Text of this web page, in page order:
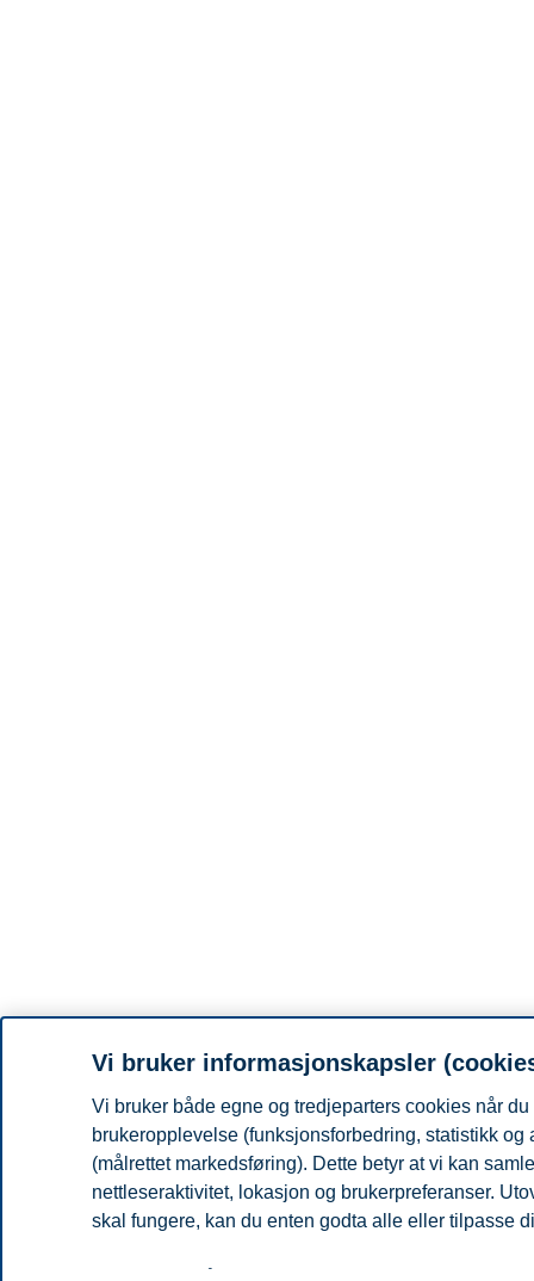
Vi bruker informasjonskapsler
Vi bruker både egne og tredjeparters cookies når
brukeropplevelse (funksjonsforbedring, statistikk
(målrettet markedsføring). Dette betyr at vi kan
nettleseraktivitet, lokasjon og brukerpreferanser.
skal fungere, kan du enten godta alle eller tilpasse